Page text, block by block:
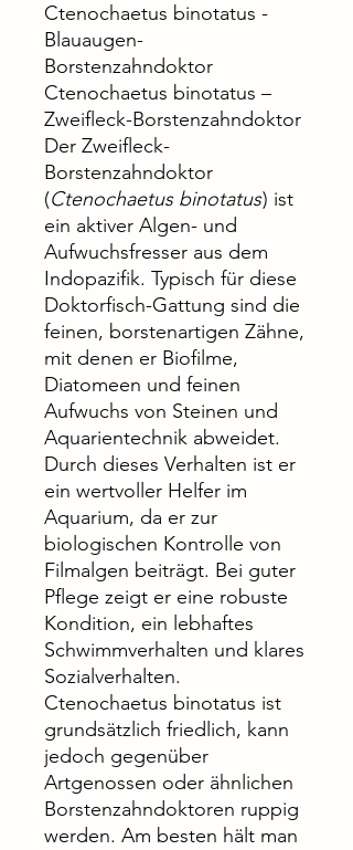
Ctenochaetus binotatus -
Blauaugen-
Borstenzahndoktor
Ctenochaetus binotatus –
Zweifleck-Borstenzahndoktor
Der Zweifleck-
Borstenzahndoktor
(Ctenochaetus binotatus) ist
ein aktiver Algen- und
Aufwuchsfresser aus dem
Indopazifik. Typisch für diese
Doktorfisch-Gattung sind die
feinen, borstenartigen Zähne,
mit denen er Biofilme,
Diatomeen und feinen
Aufwuchs von Steinen und
Aquarientechnik abweidet.
Durch dieses Verhalten ist er
ein wertvoller Helfer im
Aquarium, da er zur
biologischen Kontrolle von
Filmalgen beiträgt. Bei guter
Pflege zeigt er eine robuste
Kondition, ein lebhaftes
Schwimmverhalten und klares
Sozialverhalten.
Ctenochaetus binotatus ist
grundsätzlich friedlich, kann
jedoch gegenüber
Artgenossen oder ähnlichen
Borstenzahndoktoren ruppig
werden. Am besten hält man